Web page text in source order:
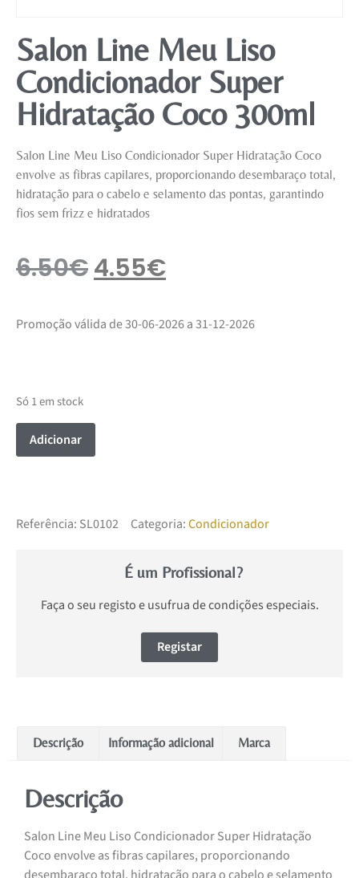
Salon Line Meu Liso
Condicionador Super
Hidratação Coco 300ml
Salon Line Meu Liso Condicionador Super Hidratação Coco
envolve as fibras capilares, proporcionando desembaraço total,
hidratação para o cabelo e selamento das pontas, garantindo
fios sem frizz e hidratados
6.50€4.55€
Promoção válida de 30-06-2026 a 31-12-2026
Só 1 em stock
Adicionar
Referência: SL0102 Categoria:Condicionador
É um Profissional?
Faça o seu registo e usufrua de condições especiais.
Registar
Descrição Informação adicional Marca
Descrição
Salon Line Meu Liso Condicionador Super Hidratação
Coco envolve as fibras capilares, proporcionando